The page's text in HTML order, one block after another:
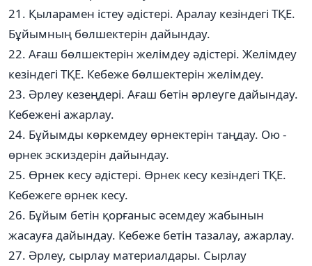
21. Қыларамен істеу әдістері. Аралау кезіндегі ТҚЕ.
Бұйымның бөлшектерін дайындау.
22. Ағаш бөлшектерін желімдеу әдістері. Желімдеу
кезіндегі ТҚЕ. Кебеже бөлшектерін желімдеу.
23. Әрлеу кезеңдері. Ағаш бетін әрлеуге дайындау.
Кебежені ажарлау.
24. Бұйымды көркемдеу өрнектерін таңдау. Ою -
өрнек эскиздерін дайындау.
25. Өрнек кесу әдістері. Өрнек кесу кезіндегі ТҚЕ.
Кебежеге өрнек кесу.
26. Бұйым бетін қорғаныс әсемдеу жабынын
жасауға дайындау. Кебеже бетін тазалау, ажарлау.
27. Әрлеу, сырлау материалдары. Сырлау